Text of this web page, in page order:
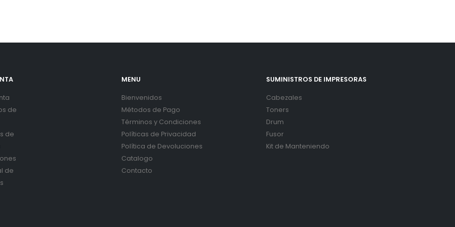
de
de
de
MENU
Bienvenidos
Métodos de Pago
Términos y Condiciones
Políticas de Privacidad
Política de Devoluciones
Catalogo
Contacto
SUMINISTROS DE IMPRESORAS
Cabezales
Toners
Drum
Fusor
Kit de Manteniendo